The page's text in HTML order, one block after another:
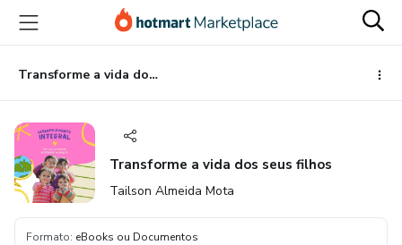
para
conteúdo
principal
para
pagamento
para
rodapé
Transforme a vida dos seus filhos
Transforme a vida dos seus filhos
Tailson Almeida Mota
Formato: eBooks ou Documentos